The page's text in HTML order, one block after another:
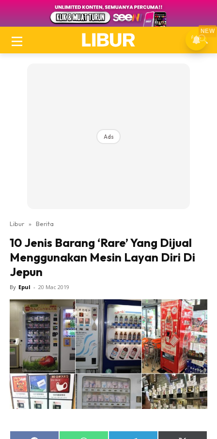
Ads
Libur » Berita
10 Jenis Barang ‘Rare’ Yang Dijual
Menggunakan Mesin Layan Diri Di
Jepun
By Epul - 20 Mac 2019
NEW